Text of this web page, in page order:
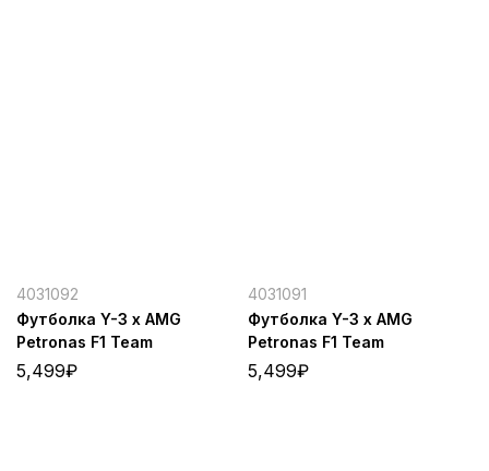
4031092
Футболка Y-3 x AMG
Petronas F1 Team
5,499₽
4031091
Футболка Y-3 x AMG
Petronas F1 Team
5,499₽